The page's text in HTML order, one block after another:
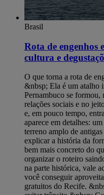
Brasil
Rota de engenhos
cultura e
O que torna a rota de
&nbsp; Ela é um atalho
Pernambuco se formou,
relações sociais e no
e, em pouco tempo,
aparece em detalhes:
terreno amplo de
explicar a história da
bem mais concreto do
organizar o roteiro
na parte histórica, vale
você conseguir
gratuitos do Recife.